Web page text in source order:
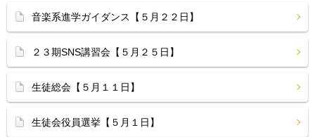
音楽系進学ガイダンス【５月２２日】
２３期SNS講習会【５月２５日】
生徒総会【５月１１日】
生徒会役員選挙【５月１日】